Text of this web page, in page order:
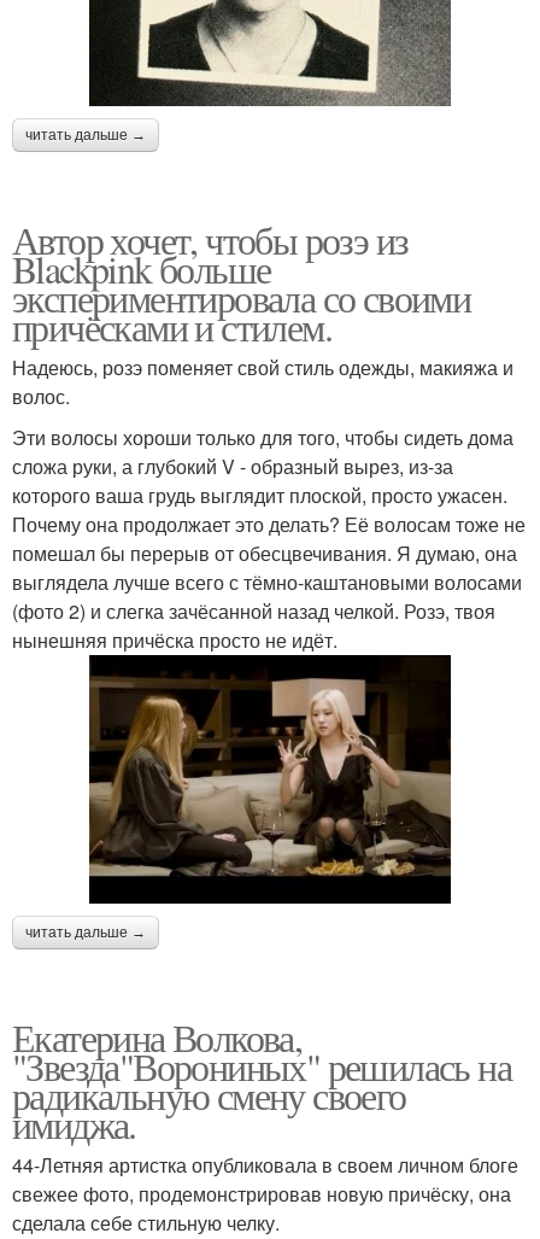
читать дальше →
Автор хочет, чтобы розэ из
Blackpink больше
экспериментировала со своими
причёсками и стилем.
Надеюсь, розэ поменяет свой стиль одежды, макияжа и
волос.
Эти волосы хороши только для того, чтобы сидеть дома
сложа руки, а глубокий V - образный вырез, из-за
которого ваша грудь выглядит плоской, просто ужасен.
Почему она продолжает это делать? Её волосам тоже не
помешал бы перерыв от обесцвечивания. Я думаю, она
выглядела лучше всего с тёмно-каштановыми волосами
(фото 2) и слегка зачёсанной назад челкой. Розэ, твоя
нынешняя причёска просто не идёт.
читать дальше →
Екатерина Волкова,
"Звезда"Ворониных" решилась на
радикальную смену своего
имиджа.
44-Летняя артистка опубликовала в своем личном блоге
свежее фото, продемонстрировав новую причёску, она
сделала себе стильную челку.